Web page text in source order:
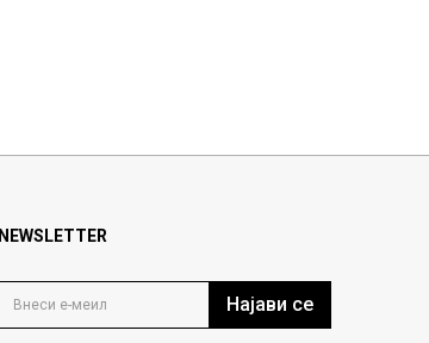
NEWSLETTER
Најави се